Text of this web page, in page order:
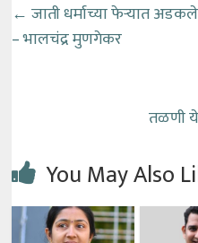
← जाती धर्माच्या फेऱ्यात
– भालचंद्र मुणगेकर
तळणी
You May Also